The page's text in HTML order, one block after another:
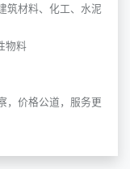
筑材料、化工、水泥
物料
，价格公道，服务更